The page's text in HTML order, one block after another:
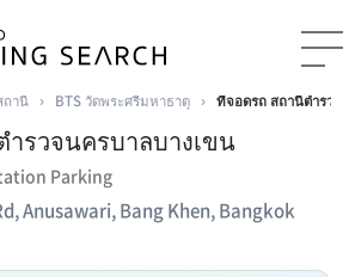
ถานี › BTS วัดพระศรีมหาธาตุ › ที่จอดรถ สถานีตำรวจน
รวจนครบาลบางเขน
Parking
Anusawari, Bang Khen, Bangkok